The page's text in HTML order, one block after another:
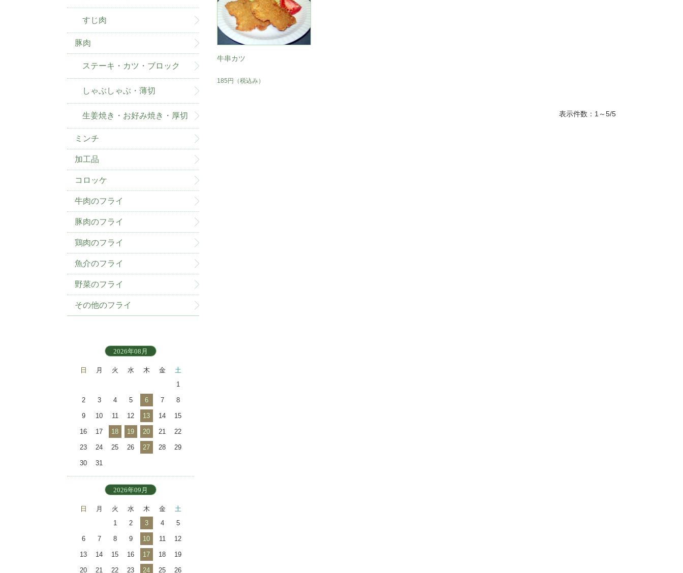
牛串カツ
185円 （税込み）
表示件数：1～5/5
すじ肉
豚肉
ステーキ・カツ・ブロック
しゃぶしゃぶ・薄切
生姜焼き・お好み焼き・厚切
ミンチ
加工品
コロッケ
牛肉のフライ
豚肉のフライ
鶏肉のフライ
魚介のフライ
野菜のフライ
その他のフライ
2026年08月
日 月 火 水 木 金
土
1
2 3 4 5 6 7 8
9 10 11 12 13 14 15
16 17 18 19 20 21 22
23 24 25 26 27 28 29
30 31
2026年09月
日 月 火 水 木 金
土
1
2 3 4 5
6 7 8 9 10 11 12
13 14 15 16 17 18 19
20 21 22 23 24 25 26